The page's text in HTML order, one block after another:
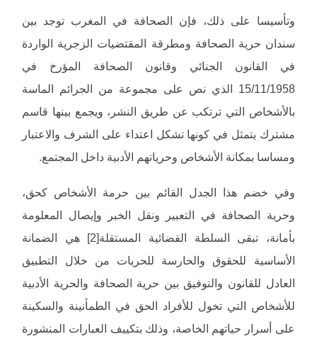
وتأسيسا على ذلك، فإن الصحافة في المغرب توجد بين
سندان حرية الصحافة ومطرقة المقتضيات الزجرية الواردة
في القانون الجنائي وقانون الصحافة المؤرخ في
15/11/1958 الذي نص على مجموعة من الجرائم الماسة
بالأشخاص التي ترتكب عن طريق النشر، ويجمع بينها قاسم
مشترك يتمثل في كونها تشكل اعتداء على الشرف والاعتبار
ومساسا بمكانة الأشخاص وحرياتهم الأدبية داخل المجتمع.
وفي خضم هذا الجدل القائم بين حرمة الأشخاص كحق،
وحرية الصحافة في التعبير ونقل الخبر وإيصال المعلومة
بأمانة، تبقى السلطة القضائية المستقلة[2] هي الضمانة
الأساسية للحقوق والحارسة للحريات من خلال التطبيق
العادل للقانون والتوفيق بين حرية الصحافة والحرية الأدبية
للأشخاص التي تخول للأفراد الحق في الطمأنينة والسكينة
على أسرار حياتهم الخاصة، وذلك بتكييف العبارات المنشورة